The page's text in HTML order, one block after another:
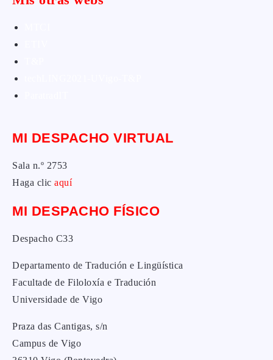
MI DESPACHO VIRTUAL
Sala n.º 2753
Haga clic aquí
MI DESPACHO FÍSICO
Despacho C33
Departamento de Tradución e Lingüística
Facultade de Filoloxía e Tradución
Universidade de Vigo
Praza das Cantigas, s/n
Campus de Vigo